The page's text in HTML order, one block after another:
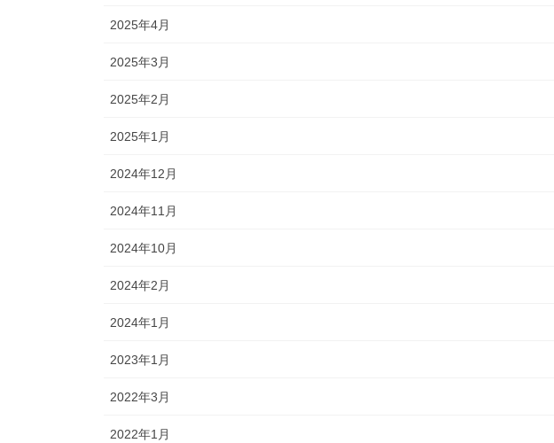
2025年4月
2025年3月
2025年2月
2025年1月
2024年12月
2024年11月
2024年10月
2024年2月
2024年1月
2023年1月
2022年3月
2022年1月